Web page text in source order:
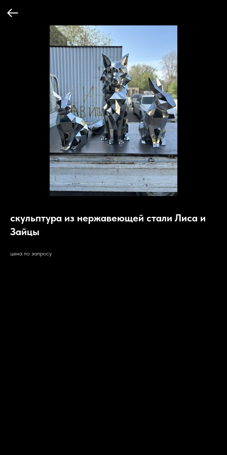
скульптура из нержавеющей стали Лиса и
Зайцы
цена по запросу